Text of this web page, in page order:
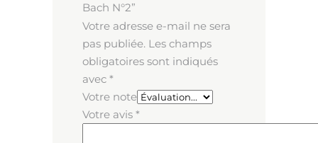
Bach N°2”
Votre adresse e-mail ne sera
pas publiée. Les champs
obligatoires sont indiqués
avec *
Votre note
Votre avis *